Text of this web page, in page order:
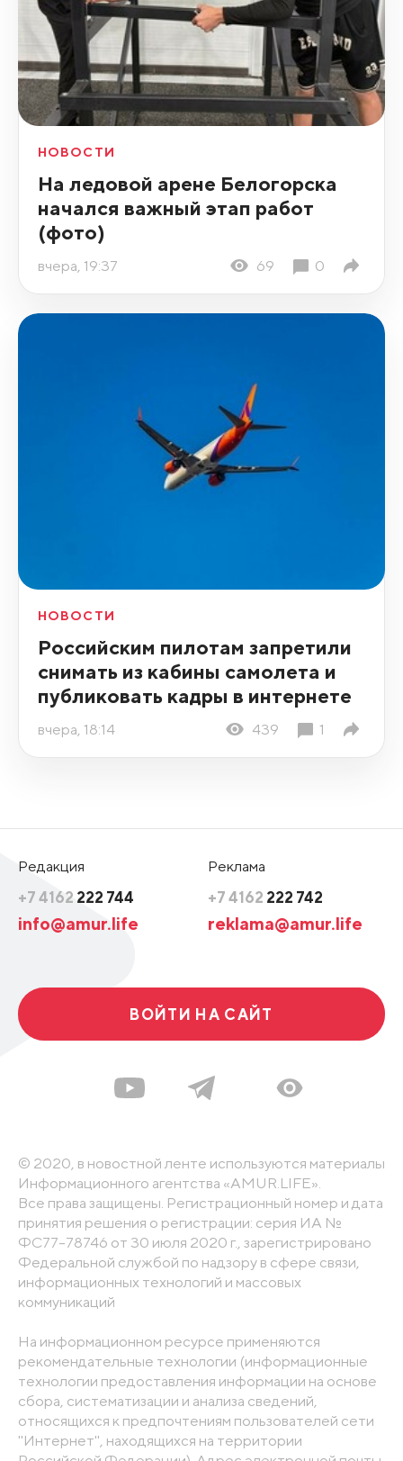
НОВОСТИ
На ледовой арене Белогорска
начался важный этап работ
(фото)
вчера, 19:37 69 0
НОВОСТИ
Российским пилотам запретили
снимать из кабины самолета и
публиковать кадры в интернете
вчера, 18:14 439 1
Редакция
+7 4162 222 744
info@amur.life
Реклама
+7 4162 222 742
reklama@amur.life
ВОЙТИ НА САЙТ
© 2020, в новостной ленте используются материалы
Информационного агентства «AMUR.LIFE».
Все права защищены. Регистрационный номер и дата
принятия решения о регистрации: серия ИА №
ФС77-78746 от 30 июля 2020 г., зарегистрировано
Федеральной службой по надзору в сфере связи,
информационных технологий и массовых
коммуникаций
На информационном ресурсе применяются
рекомендательные технологии (информационные
технологии предоставления информации на основе
сбора, систематизации и анализа сведений,
относящихся к предпочтениям пользователей сети
"Интернет", находящихся на территории